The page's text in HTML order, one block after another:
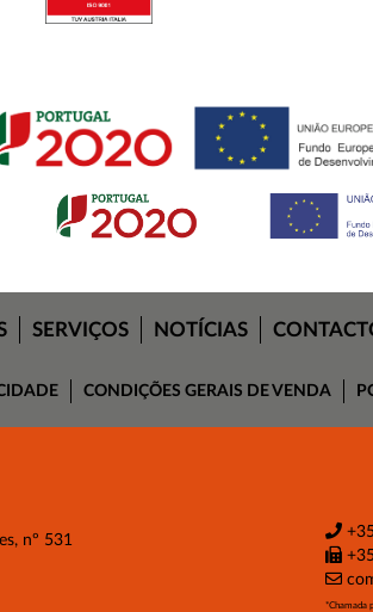
SERVIÇOS NOTÍCIAS
CONDIÇÕES GERAIS DE VENDA
nº 531
*Chamada